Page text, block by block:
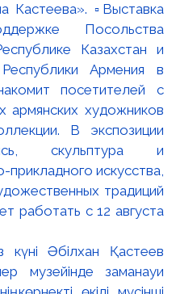
Кастеева». ▫️Выставка
Посольства
Казахстан и
Армения в
посетителей с
армянских художников
В экспозиции
скульптура и
искусства,
традиций
работать с 12 августа